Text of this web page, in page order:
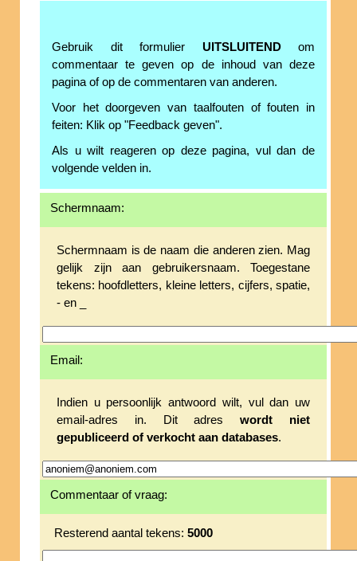
Gebruik dit formulier UITSLUITENDom
commentaar te geven op de inhoud van deze
pagina of op de commentaren van anderen.
Voor het doorgeven van taalfouten of fouten in
feiten: Klik op "Feedback geven".
Als u wilt reageren op deze pagina, vul dan de
volgende velden in.
Schermnaam:
Schermnaam is de naam die anderen zien. Mag
gelijk zijn aan gebruikersnaam. Toegestane
tekens: hoofdletters, kleine letters, cijfers, spatie,
- en _
Email:
Indien u persoonlijk antwoord wilt, vul dan uw
email-adres in. Dit adreswordt niet
gepubliceerd of verkocht aan databases.
Commentaar of vraag:
Resterend aantal tekens: 5000